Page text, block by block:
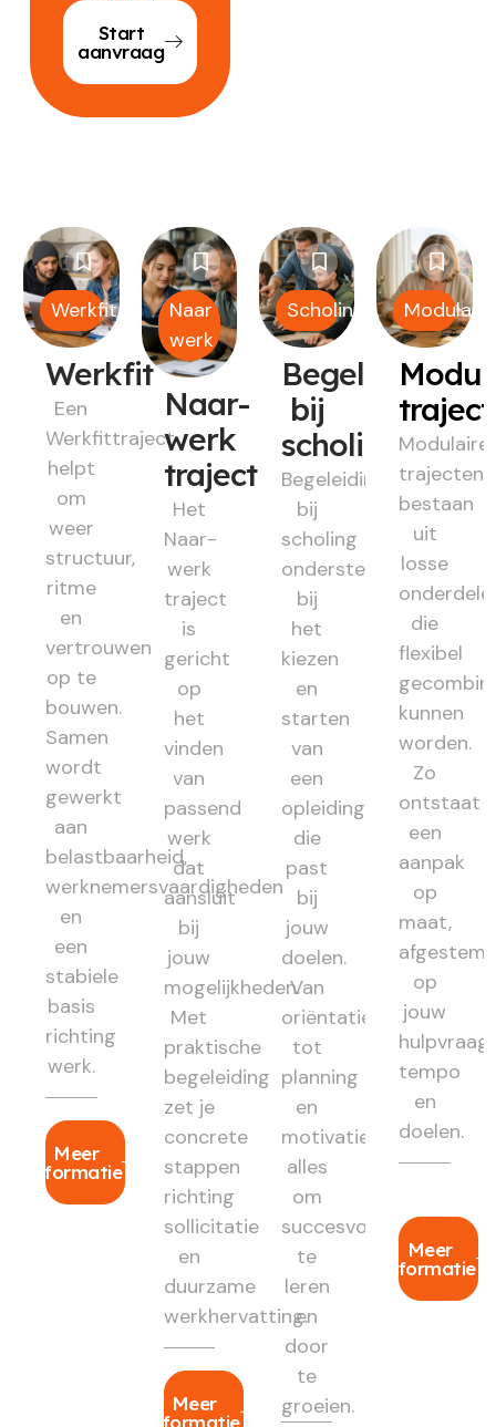
Start
aanvraag
Werkfit
Werkfit
Een
Werkfittraject
helpt
om
weer
structuur,
ritme
en
vertrouwen
op te
bouwen.
Samen
wordt
gewerkt
aan
belastbaarheid,
werknemersvaardigheden
en
een
stabiele
basis
richting
werk.
Meer
informatie
Naar
werk
Naar-
werk
traject
Het
Naar-
werk
traject
is
gericht
op
het
vinden
van
passend
werk
dat
aansluit
bij
jouw
mogelijkheden.
Met
praktische
begeleiding
zet je
concrete
stappen
richting
sollicitatie
en
duurzame
werkhervatting.
Meer
Scholing
Begeleiding
bij
scholing
Begeleiding
bij
scholing
ondersteunt
bij
het
kiezen
en
starten
van
een
opleiding
die
past
bij
jouw
doelen.
Van
oriëntatie
tot
planning
en
motivatie:
alles
om
succesvol
te
leren
en
door
te
groeien.
Modulair
Modulaire
trajecten
bestaan
uit
losse
die
flexibel
kunnen
worden.
Zo
ontstaat
een
aanpak
op
maat,
op
jouw
hulpvraag,
tempo
en
doelen.
Meer
informatie